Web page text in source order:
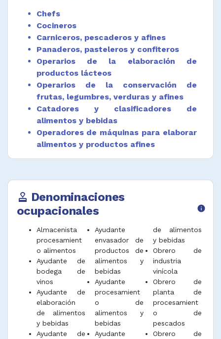
Preparar y acondicionar espacios del trabajo
aplicando las medidas establecidas para la
elaboración de alimentos y bebidas.
Desempeñar funciones afines.
Chefs
Cocineros
Carniceros, pescaderos y afines
Panaderos, pasteleros y confiteros
Operarios de la elaboración de
productos lácteos
Operarios de la conservación de
frutas, legumbres, verduras y afines
Catadores y clasificadores de
alimentos y bebidas
Operadores de máquinas para elaborar
alimentos y productos afines
Cocineros de comidas rápidas
approval Denominaciones
ocupacionales
info
Almacenista
procesamient
o alimentos
Ayudante de
bodega de
vinos
Ayudante de
elaboración
de alimentos
y bebidas
Ayudante de
Ayudante
envasador de
productos de
alimentos y
bebidas
Ayudante
procesamient
o de
alimentos y
bebidas
Ayudante
de alimentos
y bebidas
Obrero de
industria
vinícola
Obrero de
planta de
procesamient
o de
pescados
Obrero de